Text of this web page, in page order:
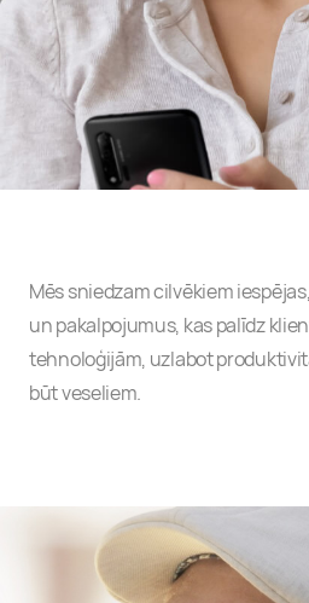
Mēs sniedzam cilvēkiem
un pakalpojumus, kas palīdz
tehnoloģijām, uzlabot
būt veseliem.